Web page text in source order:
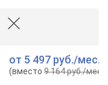
от 5 497 руб./мес.
(вместо9 164 руб./мес.
WhatsApp